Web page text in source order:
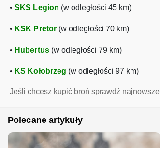
• SKS Legion (w odległości 45 km)
• KSK Pretor (w odległości 70 km)
• Hubertus(w odległości 79 km)
• KS Kołobrzeg (w odległości 97 km)
Jeśli chcesz kupić broń sprawdź najnowsze
Polecane artykuły